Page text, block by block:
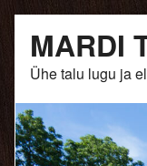
content
MARDI
Ühe talu lugu ja